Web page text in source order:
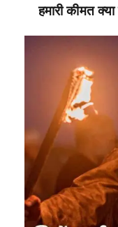
हमारी कीमत